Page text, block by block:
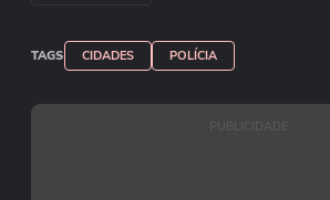
Reprodução/Programafocaaqui/
TAGS CIDADES POLÍCIA
PUBLICIDADE